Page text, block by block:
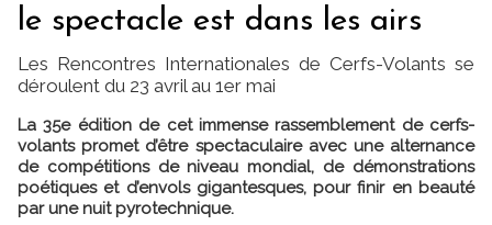
le spectacle est dans les airs
Les Rencontres Internationales de Cerfs-Volants se
déroulent du 23 avril au 1er mai
La 35e édition de cet immense rassemblement de cerfs-
volants promet d’être spectaculaire avec une alternance
de compétitions de niveau mondial, de démonstrations
poétiques et d’envols gigantesques, pour finir en beauté
par une nuit pyrotechnique.